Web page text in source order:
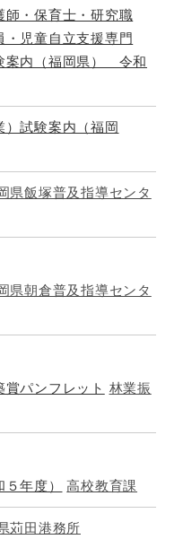
師・保育士・研究職
・児童自立支援専門
案内（福岡県） 令和
）試験案内（福岡
県飯塚普及指導センタ
県朝倉普及指導センタ
パンフレット 林業振
年度） 高校教育課
苅田港務所